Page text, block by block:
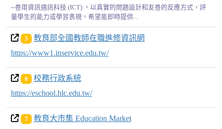
--善用資訊通訊科技 (ICT) ，以真實的問題設計和友善的反應方式，評
量學生的能力或學習表現，希望能即時提供...
5
教育部全國教師在職進修資訊網
https://www1.inservice.edu.tw/
6
校務行政系統
https://eschool.hlc.edu.tw/
7
教育大市集 Education Market